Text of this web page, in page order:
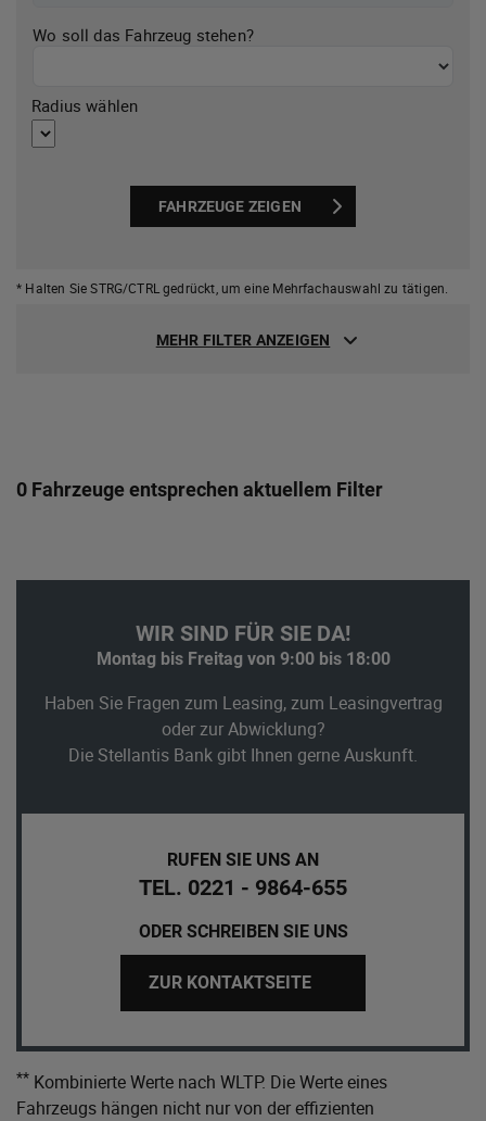
Wo soll das Fahrzeug stehen?
Radius wählen
FAHRZEUGE ZEIGEN
* Halten Sie STRG/CTRL gedrückt, um eine Mehrfachauswahl zu tätigen.
MEHR FILTER ANZEIGEN
0 Fahrzeuge entsprechen aktuellem Filter
WIR SIND FÜR SIE DA!
Montag bis Freitag von 9:00 bis 18:00
Haben Sie Fragen zum Leasing, zum Leasingvertrag
oder zur Abwicklung?
Die Stellantis Bank gibt Ihnen gerne Auskunft.
RUFEN SIE UNS AN
TEL. 0221 - 9864-655
ODER SCHREIBEN SIE UNS
ZUR KONTAKTSEITE
** Kombinierte Werte nach WLTP. Die Werte eines
Fahrzeugs hängen nicht nur von der effizienten